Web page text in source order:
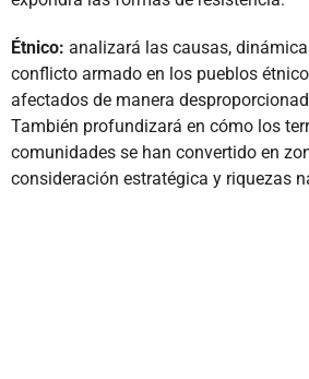
Étnico: analizará las causas,
conflicto armado en los pueblos
afectados de manera
También profundizará en cómo los
comunidades se han convertido en
consideración estratégica y riquezas